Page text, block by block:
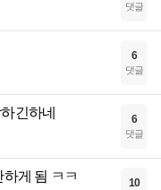
댓글
6
댓글
긴하네 6
댓글
게 됨 ㅋㅋ 10